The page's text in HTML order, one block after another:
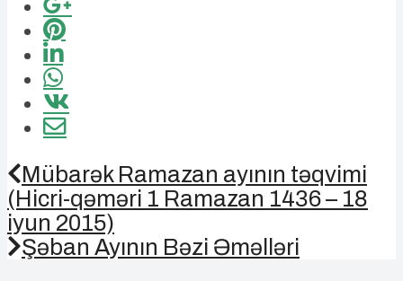
Mübarək Ramazan ayının təqvimi
(Hicri-qəməri 1 Ramazan 1436 – 18
iyun 2015)
Şəban Ayının Bəzi Əməlləri